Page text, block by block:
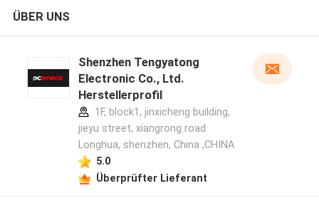
ÜBER UNS
Shenzhen Tengyatong
Electronic Co., Ltd.
Herstellerprofil
1F, block1, jinxicheng building,
jieyu street, xiangrong road
Longhua, shenzhen, China ,CHINA
5.0
Überprüfter Lieferant